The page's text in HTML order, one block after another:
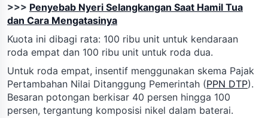
>>> Penyebab Nyeri Selangkangan Saat Hamil Tua
dan Cara Mengatasinya
Kuota ini dibagi rata: 100 ribu unit untuk kendaraan
roda empat dan 100 ribu unit untuk roda dua.
Untuk roda empat, insentif menggunakan skema Pajak
Pertambahan Nilai Ditanggung Pemerintah (PPN DTP).
Besaran potongan berkisar 40 persen hingga 100
persen, tergantung komposisi nikel dalam baterai.